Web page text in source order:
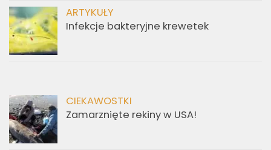
ARTYKUŁY
Infekcje bakteryjne krewetek
CIEKAWOSTKI
Zamarznięte rekiny w USA!